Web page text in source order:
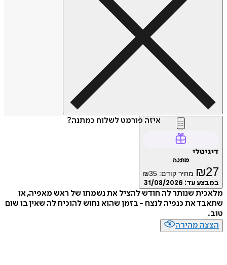
איזה פורמט לשלוח כמתנה?
דיגיטלי
מתנה
₪27 מחיר קודם: ₪35
במבצע עד: 31/08/2026
מלאכית שנותר לה חודש להציל את נשמתו של ראש מאפיה, או
שתאבד את כנפיה לנצח - בזמן שהוא נחוש להוכיח לה שאין בו שום
טוב.
הצצה מהירה